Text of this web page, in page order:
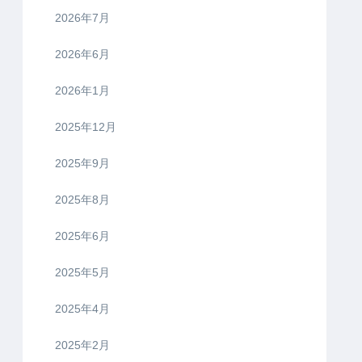
2026年7月
2026年6月
2026年1月
2025年12月
2025年9月
2025年8月
2025年6月
2025年5月
2025年4月
2025年2月